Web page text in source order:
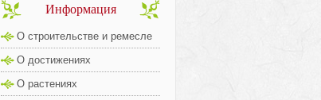
Информация
О строительстве и ремесле
О достижениях
О растениях